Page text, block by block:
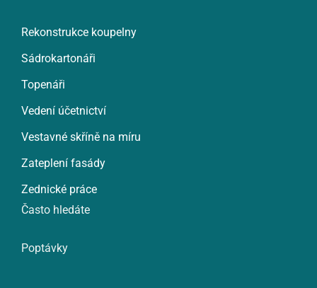
Rekonstrukce koupelny
Sádrokartonáři
Topenáři
Vedení účetnictví
Vestavné skříně na míru
Zateplení fasády
Zednické práce
Často hledáte
Poptávky